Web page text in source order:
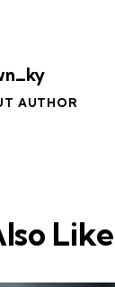
AUTHOR
Like